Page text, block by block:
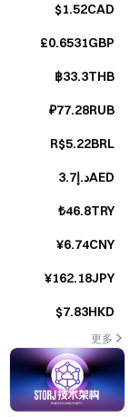
$1.52CAD
£0.6531GBP
฿33.3THB
₽77.28RUB
R$5.22BRL
د.إ3.7AED
₺46.8TRY
¥6.74CNY
¥162.18JPY
$7.83HKD
更多